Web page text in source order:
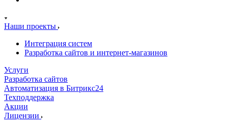
Наши проекты
Интеграция систем
Разработка сайтов и интернет-магазинов
Услуги
Разработка сайтов
Автоматизация в Битрикс24
Техподдержка
Акции
Лицензии